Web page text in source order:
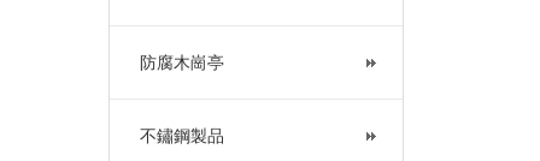
防腐木崗亭
不鏽鋼製品